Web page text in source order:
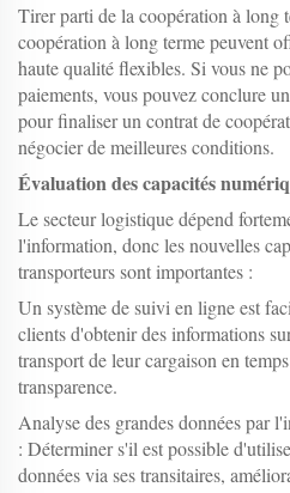
Tirer parti de la coopération à long
coopération à long terme peuvent
haute qualité flexibles. Si vous ne
paiements, vous pouvez conclure
pour finaliser un contrat de
négocier de meilleures conditions.
Évaluation des capacités
Le secteur logistique dépend
l'information, donc les nouvelles
transporteurs sont importantes :
Un système de suivi en ligne est
clients d'obtenir des informations
transport de leur cargaison en
transparence.
Analyse des grandes données par
: Déterminer s'il est possible
données via ses transitaires,